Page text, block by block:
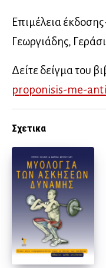
Επιμέλεια
Γεωργιάδης,
Δείτε δείγμα του
proponisis-me-
Σχετικα